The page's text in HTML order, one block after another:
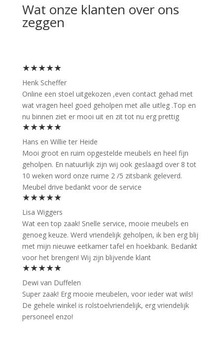
Wat onze klanten over ons
zeggen
★★★★★
Henk Scheffer
Online een stoel uitgekozen ,even contact gehad met
wat vragen heel goed geholpen met alle uitleg .Top en
nu binnen ziet er mooi uit en zit tot nu erg prettig
★★★★★
Hans en Willie ter Heide
Mooi groot en ruim opgestelde meubels en heel fijn
geholpen. En natuurlijk zijn wij ook geslaagd over 8 tot
10 weken word onze ruime 2 /5 zitsbank geleverd.
Meubel drive bedankt voor de service
★★★★★
Lisa Wiggers
Wat een top zaak! Snelle service, mooie meubels en
genoeg keuze. Werd vriendelijk geholpen, ik ben erg blij
met mijn nieuwe eetkamer tafel en hoekbank. Bedankt
voor het brengen! Wij zijn blijvende klant
★★★★★
Dewi van Duffelen
Super zaak! Erg mooie meubelen, voor ieder wat wils!
De gehele winkel is rolstoelvriendelijk, erg vriendelijk
personeel enzo!